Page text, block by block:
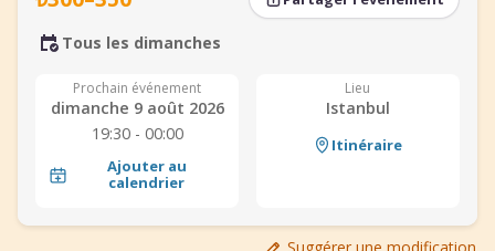
TuneTempo
Ajouter un événement
Tous les dimanches
Prochain événement
dimanche 9 août 2026
19:30 - 00:00
Ajouter au
calendrier
Lieu
Istanbul
Itinéraire